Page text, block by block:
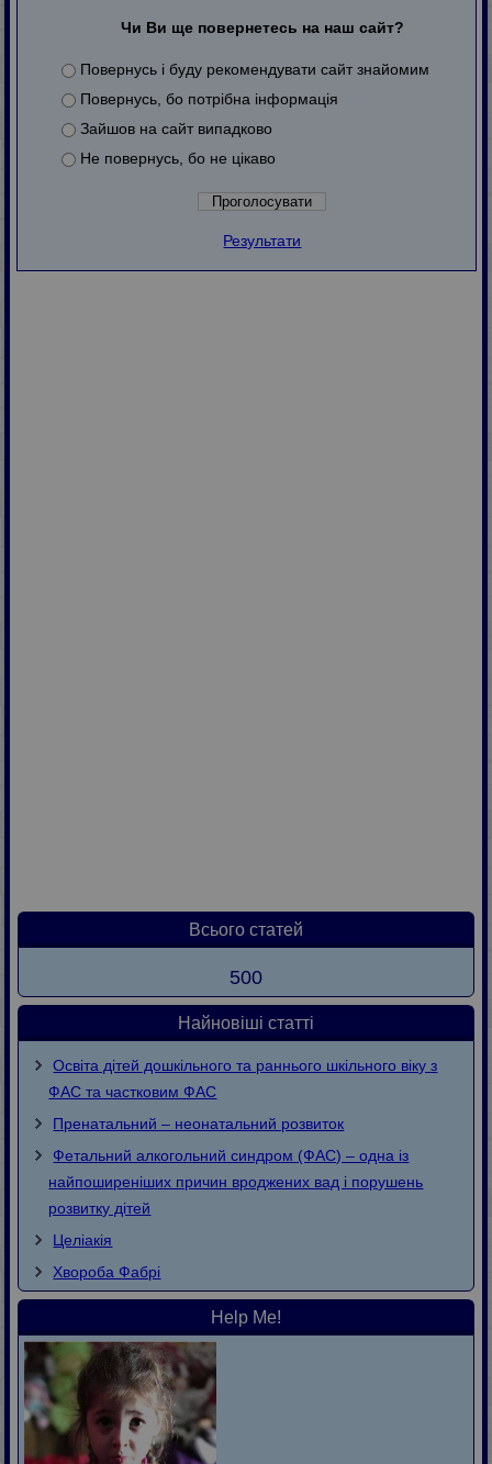
Чи Ви ще повернетесь на наш сайт?
Повернусь і буду рекомендувати сайт знайомим
Повернусь, бо потрібна інформація
Зайшов на сайт випадково
Не повернусь, бо не цікаво
Результати
Всього статей
500
Найновіші статті
Освіта дітей дошкільного та раннього шкільного віку з
ФАС та частковим ФАС
Пренатальний – неонатальний розвиток
Фетальний алкогольний синдром (ФАС) – одна із
найпоширеніших причин вроджених вад і порушень
розвитку дітей
Целіакія
Хвороба Фaбpi
Help Me!